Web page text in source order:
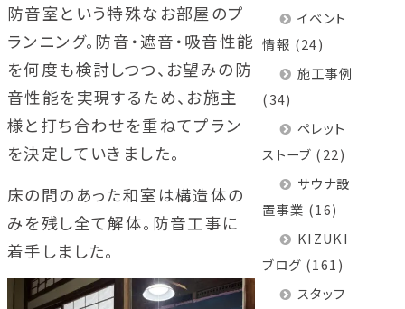
防音室という特殊なお部屋のプ
ランニング。防音・遮音・吸音性能
を何度も検討しつつ、お望みの防
音性能を実現するため、お施主
様と打ち合わせを重ねてプラン
を決定していきました。
床の間のあった和室は構造体の
みを残し全て解体。防音工事に
着手しました。
イベント
情報 (24)
施工事例
(34)
ペレット
ストーブ (22)
サウナ設
置事業 (16)
KIZUKI
ブログ (161)
スタッフ